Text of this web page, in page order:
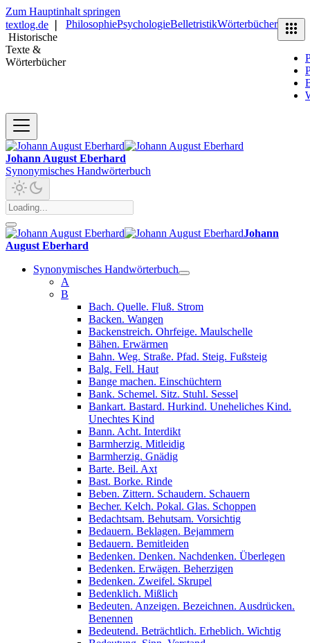
Zum Hauptinhalt springen
textlog.de
Historische
Texte &
Wörterbücher
PhilosophiePsychologieBelletristikWörterbücher
Johann August Eberhard
Synonymisches Handwörterbuch
Johann
August Eberhard
Synonymisches Handwörterbuch
A
B
Bach. Quelle. Fluß. Strom
Backen. Wangen
Backenstreich. Ohrfeige. Maulschelle
Bähen. Erwärmen
Bahn. Weg. Straße. Pfad. Steig. Fußsteig
Balg. Fell. Haut
Bange machen. Einschüchtern
Bank. Schemel. Sitz. Stuhl. Sessel
Bankart. Bastard. Hurkind. Uneheliches Kind.
Unechtes Kind
Bann. Acht. Interdikt
Barmherzig. Mitleidig
Barmherzig. Gnädig
Barte. Beil. Axt
Bast. Borke. Rinde
Beben. Zittern. Schaudern. Schauern
Becher. Kelch. Pokal. Glas. Schoppen
Bedachtsam. Behutsam. Vorsichtig
Bedauern. Beklagen. Bejammern
Bedauern. Bemitleiden
Bedenken. Denken. Nachdenken. Überlegen
Bedenken. Erwägen. Beherzigen
Bedenken. Zweifel. Skrupel
Bedenklich. Mißlich
Bedeuten. Anzeigen. Bezeichnen. Ausdrücken.
Benennen
Bedeutend. Beträchtlich. Erheblich. Wichtig